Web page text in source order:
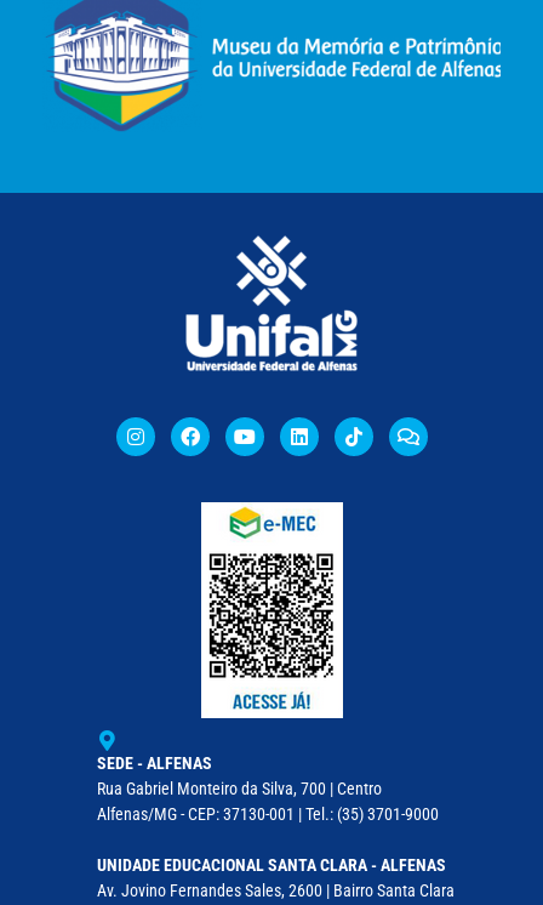
SEDE - ALFENAS
Rua Gabriel Monteiro da Silva, 700 | Centro
Alfenas/MG - CEP: 37130-001 | Tel.: (35) 3701-9000
UNIDADE EDUCACIONAL SANTA CLARA - ALFENAS
Av. Jovino Fernandes Sales, 2600 | Bairro Santa Clara